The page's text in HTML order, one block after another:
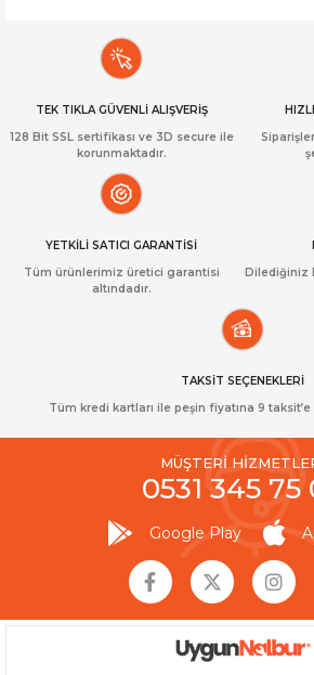
TEK TIKLA GÜVENLİ ALIŞVERİŞ
128 Bit SSL sertifikası ve 3D secure ile
korunmaktadır.
YETKİLİ SATICI GARANTİSİ
Tüm ürünlerimiz üretici garantisi
altındadır.
Dilediğiniz
TAKSİT SEÇENEKLERİ
Tüm kredi kartları ile peşin fiyatına 9
MÜŞTERİ
0531 345 75
Google Play